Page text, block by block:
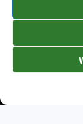
© 2026